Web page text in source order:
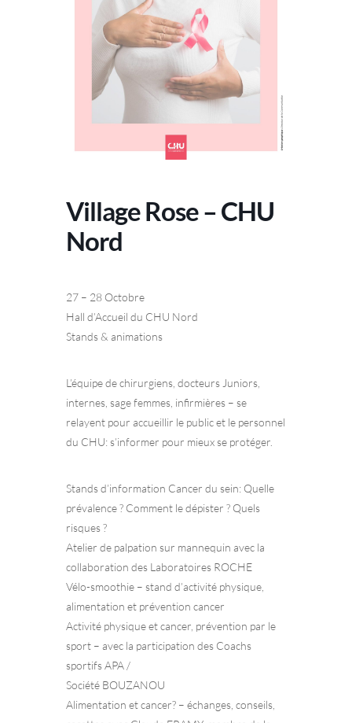
Village Rose – CHU
Nord
27 – 28 Octobre
Hall d’Accueil du CHU Nord
Stands & animations
L’équipe de chirurgiens, docteurs Juniors,
internes, sage femmes, infirmières – se
relayent pour accueillir le public et le personnel
du CHU: s’informer pour mieux se protéger.
Stands d’information Cancer du sein: Quelle
prévalence ? Comment le dépister ? Quels
risques ?
Atelier de palpation sur mannequin avec la
collaboration des Laboratoires ROCHE
Vélo-smoothie – stand d’activité physique,
alimentation et prévention cancer
Activité physique et cancer, prévention par le
sport – avec la participation des Coachs
sportifs APA /
Société BOUZANOU
Alimentation et cancer? – échanges, conseils,